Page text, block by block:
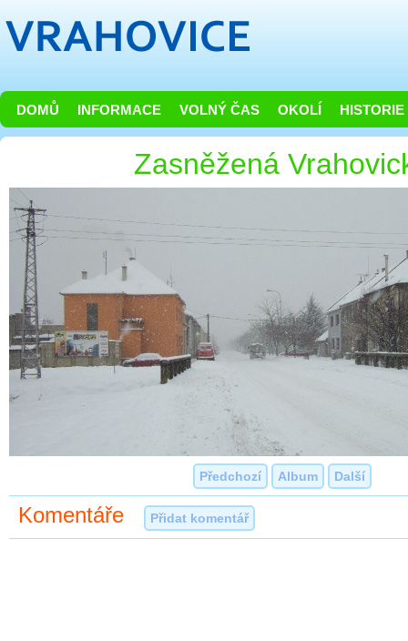
DOMŮ INFORMACE VOLNÝ ČAS OKOLÍ HISTORIE
Zasněžená
Předchozí Album Další
Komentáře Přidat komentář